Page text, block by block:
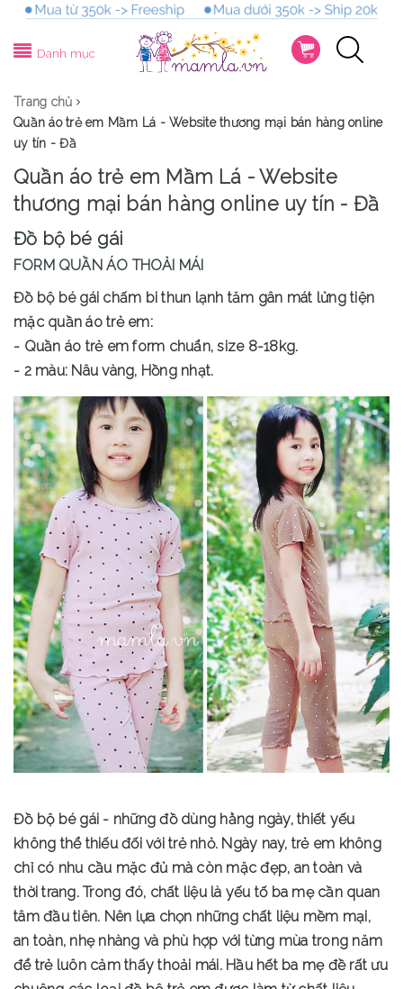
Danh mục
Trang chủ
Quần áo trẻ em Mầm Lá - Website thương mại bán hàng online
uy tín - Đầ
Quần áo trẻ em Mầm Lá - Website
thương mại bán hàng online uy tín - Đầ
Đồ bộ bé gái
FORM QUẦN ÁO THOẢI MÁI
Đồ bộ bé gái chấm bi thun lạnh tăm gân mát lửng tiện
mặc quần áo trẻ em:
- Quần áo trẻ em form chuẩn, size 8-18kg.
- 2 màu: Nâu vàng, Hồng nhạt.
Đồ bộ bé gái - những đồ dùng hằng ngày, thiết yếu
không thể thiếu đối với trẻ nhỏ. Ngày nay, trẻ em không
chỉ có nhu cầu mặc đủ mà còn mặc đẹp, an toàn và
thời trang. Trong đó, chất liệu là yếu tố ba mẹ cần quan
tâm đầu tiên. Nên lựa chọn những chất liệu mềm mại,
an toàn, nhẹ nhàng và phù hợp với từng mùa trong năm
để trẻ luôn cảm thấy thoải mái. Hầu hết ba mẹ đề rất ưu